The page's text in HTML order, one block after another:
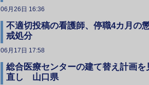
06月26日 16:36
不適切投稿の看護師、停職4カ月の
戒処分
06月17日 17:58
総合医療センターの建て替え計画を
直し 山口県